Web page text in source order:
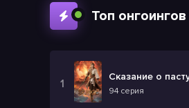
Топ онгоингов
Сказание о
94 серия